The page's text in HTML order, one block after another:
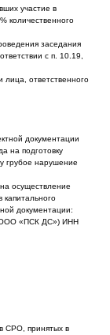
участие в
количественного
заседания
с п. 10.19,
ответственного
документации
на подготовку
грубое нарушение
осуществление
капитального
документации:
(ООО «ПСК ДС») ИНН
СРО, принятых в